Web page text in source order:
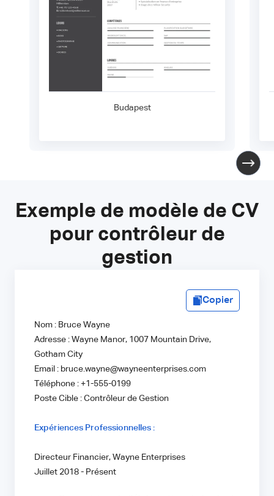
Budapest
Exemple de modèle de CV
pour contrôleur de
gestion
Copier
Nom : Bruce Wayne
Adresse : Wayne Manor, 1007 Mountain Drive,
Gotham City
Email : bruce.wayne@wayneenterprises.com
Téléphone : +1-555-0199
Poste Cible : Contrôleur de Gestion
Expériences Professionnelles :
Directeur Financier, Wayne Enterprises
Juillet 2018 - Présent